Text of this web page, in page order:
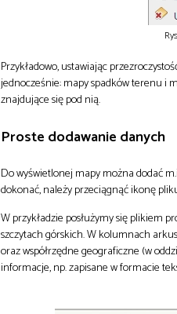
Przykładowo, ustawiając
jednocześnie: mapy spadków terenu i
znajdujące się pod nią.
Proste dodawanie danych
Do wyświetlonej mapy można dodać
dokonać, należy przeciągnąć ikonę
W przykładzie posłużymy się plikiem
szczytach górskich. W kolumnach
oraz współrzędne geograficzne (w
informacje, np. zapisane w formacie